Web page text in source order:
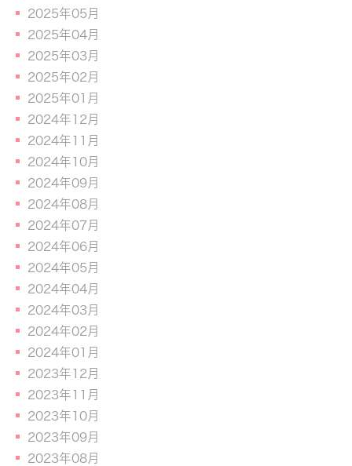
2025年05月
2025年04月
2025年03月
2025年02月
2025年01月
2024年12月
2024年11月
2024年10月
2024年09月
2024年08月
2024年07月
2024年06月
2024年05月
2024年04月
2024年03月
2024年02月
2024年01月
2023年12月
2023年11月
2023年10月
2023年09月
2023年08月